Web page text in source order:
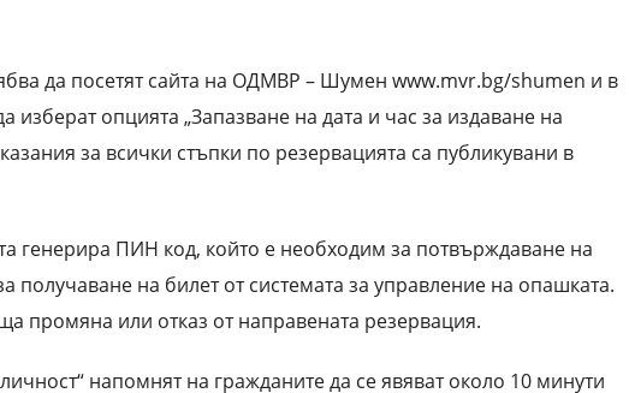
да посетят сайта на ОДМВР – Шумен www.mvr.bg/shumen и в
изберат опцията „Запазване на дата и час за издаване на
за всички стъпки по резервацията са публикувани в
генерира ПИН код, който е необходим за потвърждаване на
получаване на билет от системата за управление на опашката.
промяна или отказ от направената резервация.
напомнят на гражданите да се явяват около 10 минути